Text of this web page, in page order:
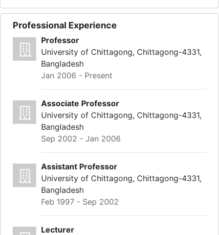
Professional Experience
Professor
University of Chittagong, Chittagong-4331,
Bangladesh
Jan 2006 - Present
Associate Professor
University of Chittagong, Chittagong-4331,
Bangladesh
Sep 2002 - Jan 2006
Assistant Professor
University of Chittagong, Chittagong-4331,
Bangladesh
Feb 1997 - Sep 2002
Lecturer